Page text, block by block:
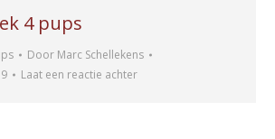
4 pups
Door Marc Schellekens
Laat een reactie achter